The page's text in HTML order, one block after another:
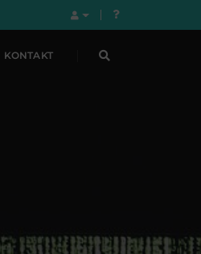
KONTAKT